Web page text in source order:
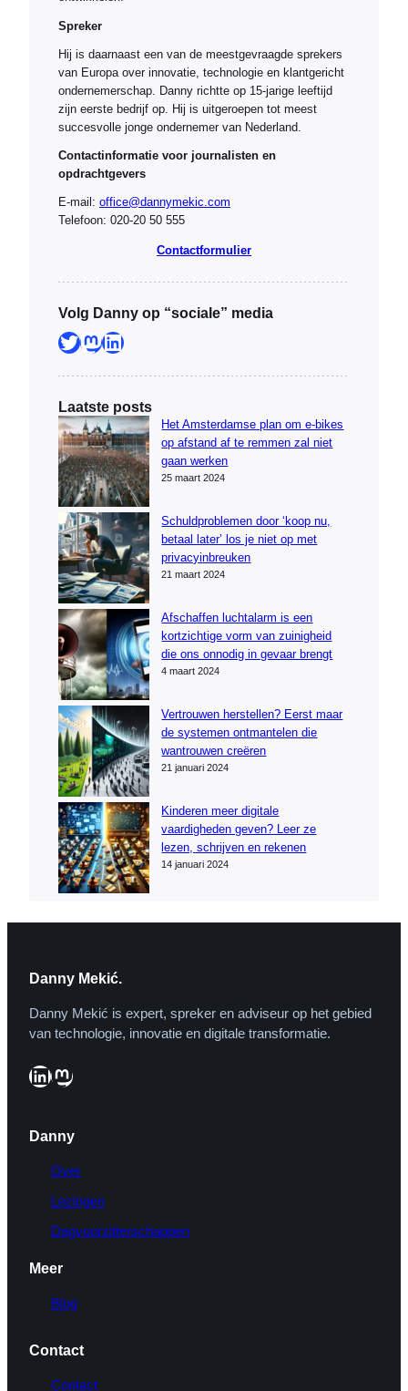
Spreker
Hij is daarnaast een van de meestgevraagde sprekers
van Europa over innovatie, technologie en klantgericht
ondernemerschap. Danny richtte op 15-jarige leeftijd
zijn eerste bedrijf op. Hij is uitgeroepen tot meest
succesvolle jonge ondernemer van Nederland.
Contactinformatie voor journalisten en
opdrachtgevers
E-mail: office@dannymekic.com
Telefoon: 020-20 50 555
Contactformulier
Volg Danny op “sociale” media
Twitter Mastodon LinkedIn
Laatste posts
Het Amsterdamse plan om e-bikes
op afstand af te remmen zal niet
gaan werken
25 maart 2024
Schuldproblemen door ‘koop nu,
betaal later’ los je niet op met
privacyinbreuken
21 maart 2024
Afschaffen luchtalarm is een
kortzichtige vorm van zuinigheid
die ons onnodig in gevaar brengt
4 maart 2024
Vertrouwen herstellen? Eerst maar
de systemen ontmantelen die
wantrouwen creëren
21 januari 2024
Kinderen meer digitale
vaardigheden geven? Leer ze
lezen, schrijven en rekenen
14 januari 2024
Danny Mekić.
Danny Mekić is expert, spreker en adviseur op het gebied
van technologie, innovatie en digitale transformatie.
LinkedIn Mastodon
Danny
Over
Lezingen
Dagvoorzitterschappen
Meer
Blog
Contact
Contact